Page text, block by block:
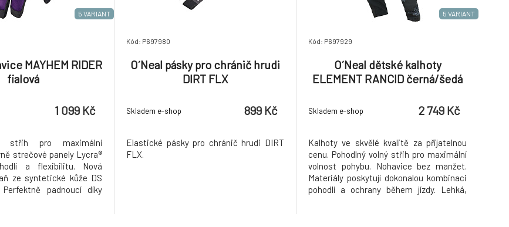
5 VARIANT
MAYHEM RIDER
fialová
1 099 Kč
střih pro maximální
strečové panely Lycra®
a flexibilitu. Nová
ze syntetické kůže DS
padnoucí díky
Kód: P697980
O´Neal pásky pro chránič hrudi
DIRT FLX
Skladem e-shop 899 Kč
Elastické pásky pro chránič hrudi DIRT
FLX.
5 VARIANT
Kód: P697929
O´Neal dětské kalhoty
ELEMENT RANCID černá/šedá
Skladem e-shop 2 749 Kč
Kalhoty ve skvělé kvalitě za přijatelnou
cenu. Pohodlný volný střih pro maximální
volnost pohybu. Nohavice bez manžet.
Materiály poskytují dokonalou kombinaci
pohodlí a ochrany během jízdy. Lehká,